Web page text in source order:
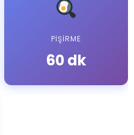
PIŞIRME
60 dk